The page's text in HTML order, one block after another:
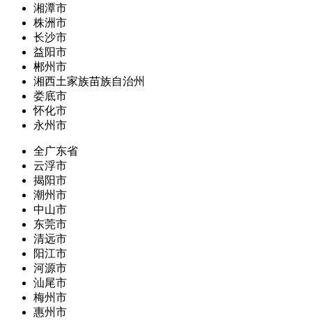
湘潭市
株洲市
长沙市
益阳市
郴州市
湘西土家族苗族自治州
娄底市
怀化市
永州市
全广东省
云浮市
揭阳市
潮州市
中山市
东莞市
清远市
阳江市
河源市
汕尾市
梅州市
惠州市